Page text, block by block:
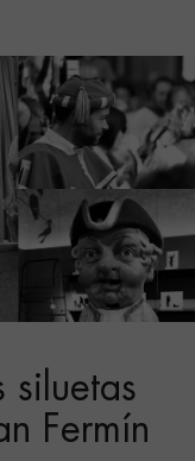
siluetas
Fermín